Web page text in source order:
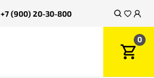
+7 (900) 20-30-800
0